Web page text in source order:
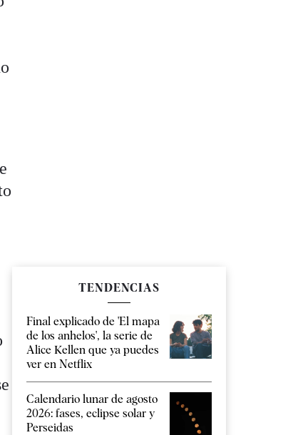
TENDENCIAS
Final explicado de 'El mapa
de los anhelos', la serie de
Alice Kellen que ya puedes
ver en Netflix
Calendario lunar de agosto
2026: fases, eclipse solar y
Perseidas